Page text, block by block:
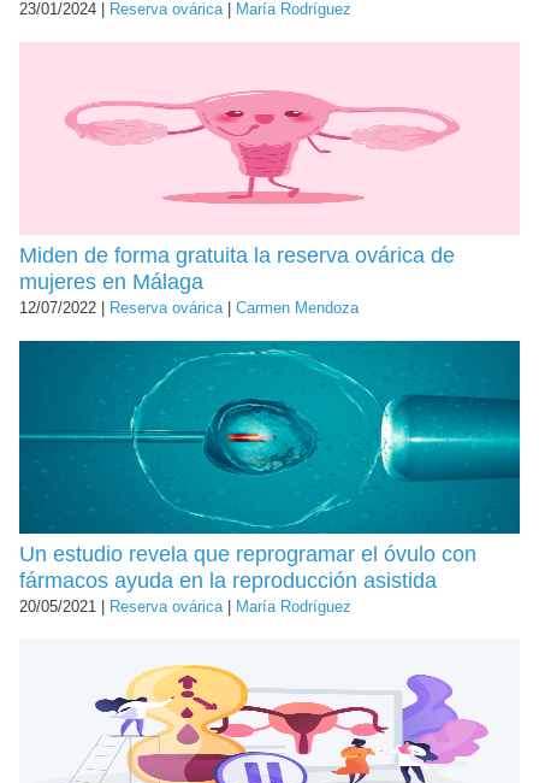
23/01/2024 | Reserva ovárica María Rodríguez
Miden de forma gratuita la reserva ovárica de
mujeres en Málaga
12/07/2022 | Reserva ovárica Carmen Mendoza
Un estudio revela que reprogramar el óvulo con
fármacos ayuda en la reproducción asistida
20/05/2021 | Reserva ovárica María Rodríguez